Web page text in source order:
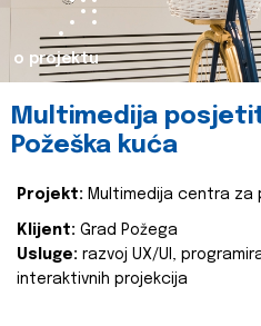
o projektu
Multimedija
Požeška kuća
Projekt: Multimedija centra za
Klijent: Grad Požega
Usluge: razvoj UX/UI,
interaktivnih projekcija